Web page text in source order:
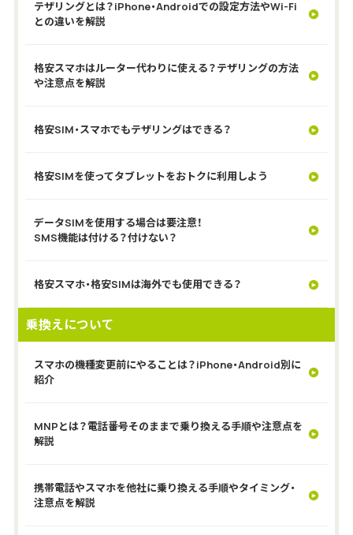
テザリングとは？iPhone・Androidでの設定方法やWi-Fi
との違いを解説
格安スマホはルーター代わりに使える？テザリングの方法
や注意点を解説
格安SIM・スマホでもテザリングはできる？
格安SIMを使ってタブレットをおトクに利用しよう
データSIMを使用する場合は要注意！
SMS機能は付ける？付けない？
格安スマホ・格安SIMは海外でも使用できる？
乗換えについて
スマホの機種変更前にやることは？iPhone・Android別に
紹介
MNPとは？電話番号そのままで乗り換える手順や注意点を
解説
携帯電話やスマホを他社に乗り換える手順やタイミング・
注意点を解説